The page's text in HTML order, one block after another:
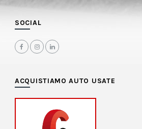
SOCIAL
ACQUISTIAMO AUTO USATE